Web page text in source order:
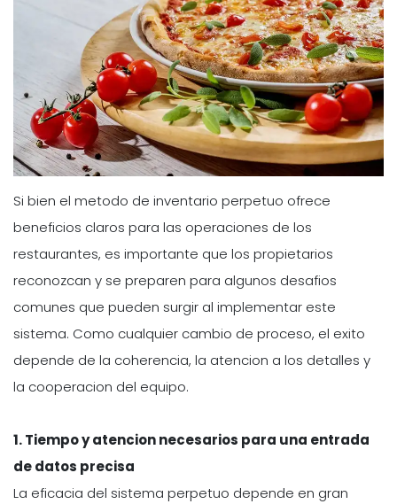
Si bien el metodo de inventario perpetuo ofrece
beneficios claros para las operaciones de los
restaurantes, es importante que los propietarios
reconozcan y se preparen para algunos desafios
comunes que pueden surgir al implementar este
sistema. Como cualquier cambio de proceso, el exito
depende de la coherencia, la atencion a los detalles y
la cooperacion del equipo.
1. Tiempo y atencion necesarios para una entrada
de datos precisa
La eficacia del sistema perpetuo depende en gran